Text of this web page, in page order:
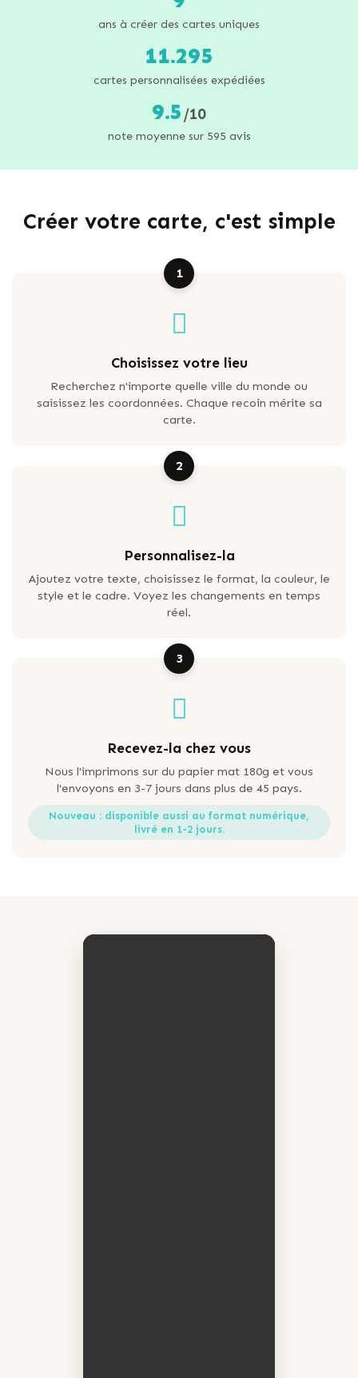
ans à créer des cartes uniques
11.295
cartes personnalisées expédiées
9.5 /10
note moyenne sur 595 avis
Créer votre carte, c'est simple
1
Choisissez votre lieu
Recherchez n'importe quelle ville du monde ou
saisissez les coordonnées. Chaque recoin mérite sa
carte.
2
Personnalisez-la
Ajoutez votre texte, choisissez le format, la couleur, le
style et le cadre. Voyez les changements en temps
réel.
3
Recevez-la chez vous
Nous l'imprimons sur du papier mat 180g et vous
l'envoyons en 3-7 jours dans plus de 45 pays.
Nouveau : disponible aussi au format numérique,
livré en 1-2 jours.